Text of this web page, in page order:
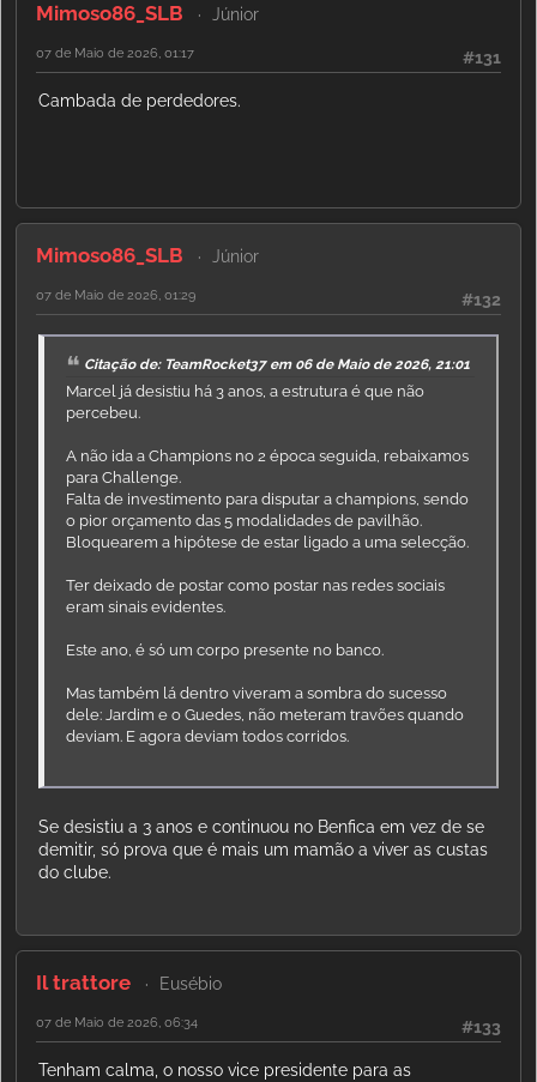
Mimoso86_SLB Júnior
#131
07 de Maio de 2026, 01:17
Cambada de perdedores.
Mimoso86_SLB Júnior
#132
07 de Maio de 2026, 01:29
Citação de: TeamRocket37 em 06 de Maio de 2026, 21:01
Marcel já desistiu há 3 anos, a estrutura é que não
percebeu.
A não ida a Champions no 2 época seguida, rebaixamos
para Challenge.
Falta de investimento para disputar a champions, sendo
o pior orçamento das 5 modalidades de pavilhão.
Bloquearem a hipótese de estar ligado a uma selecção.
Ter deixado de postar como postar nas redes sociais
eram sinais evidentes.
Este ano, é só um corpo presente no banco.
Mas também lá dentro viveram a sombra do sucesso
dele: Jardim e o Guedes, não meteram travões quando
deviam. E agora deviam todos corridos.
Se desistiu a 3 anos e continuou no Benfica em vez de se
demitir, só prova que é mais um mamão a viver as custas
do clube.
Il trattore Eusébio
#133
07 de Maio de 2026, 06:34
Tenham calma, o nosso vice presidente para as